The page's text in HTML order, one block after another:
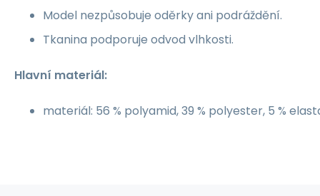
Model nezpůsobuje oděrky ani podráždění.
Tkanina podporuje odvod vlhkosti.
Hlavní materiál:
materiál: 56 % polyamid, 39 % polyester, 5 %